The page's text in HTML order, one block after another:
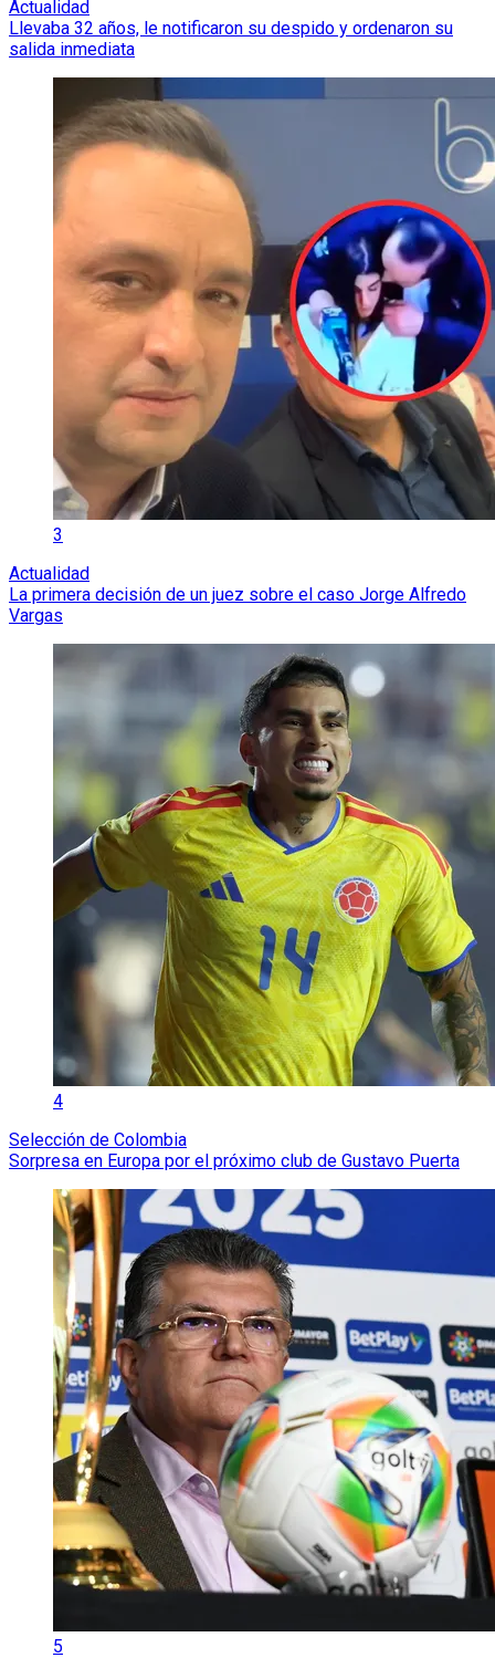
Actualidad
Llevaba 32 años, le notificaron su despido y ordenaron su
salida inmediata
3
Actualidad
La primera decisión de un juez sobre el caso Jorge Alfredo
Vargas
4
Selección de Colombia
Sorpresa en Europa por el próximo club de Gustavo Puerta
5